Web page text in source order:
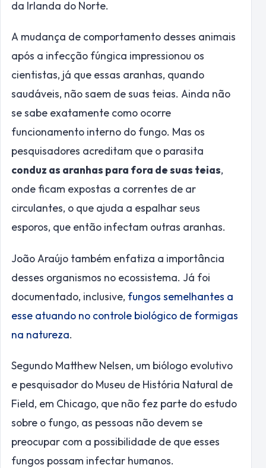
da Irlanda do Norte.
A mudança de comportamento desses animais
após a infecção fúngica impressionou os
cientistas, já que essas aranhas, quando
saudáveis, não saem de suas teias. Ainda não
se sabe exatamente como ocorre
funcionamento interno do fungo. Mas os
pesquisadores acreditam que o parasita
conduz as aranhas para fora de suas teias,
onde ficam expostas a correntes de ar
circulantes, o que ajuda a espalhar seus
esporos, que então infectam outras aranhas.
João Araújo também enfatiza a importância
desses organismos no ecossistema. Já foi
documentado, inclusive, fungos semelhantes a
esse atuando no controle biológico de formigas
na natureza.
Segundo Matthew Nelsen, um biólogo evolutivo
e pesquisador do Museu de História Natural de
Field, em Chicago, que não fez parte do estudo
sobre o fungo, as pessoas não devem se
preocupar com a possibilidade de que esses
fungos possam infectar humanos.